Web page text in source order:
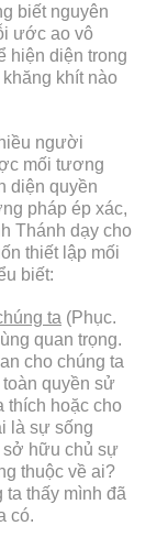
biết nguyên
ước ao vô
hiện diện trong
khít nào
người
mối tương
diện quyền
pháp ép xác,
Thánh dạy cho
thiết lập mối
biết:
ta (Phục.
quan trọng.
cho chúng ta
quyền sử
thích hoặc cho
là sự sống
sở hữu chủ sự
thuộc về ai?
ta thấy mình đã
có.